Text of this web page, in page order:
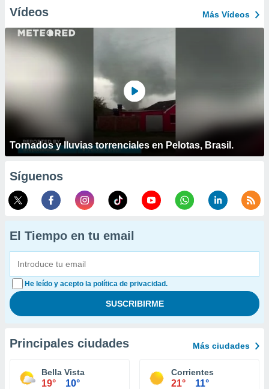
Vídeos Más Vídeos
Tornados y lluvias torrenciales en Pelotas, Brasil.
Síguenos
El Tiempo en tu email
He leído y acepto la política de privacidad.
Principales ciudades Más ciudades
Bella Vista
19° 10°
Corrientes
21° 11°